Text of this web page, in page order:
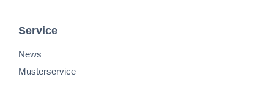
Service
News
Musterservice